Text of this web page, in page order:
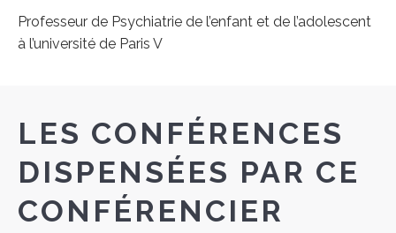
Professeur de Psychiatrie de l’enfant et de l’adolescent
à l’université de Paris V
LES CONFÉRENCES
DISPENSÉES PAR CE
CONFÉRENCIER